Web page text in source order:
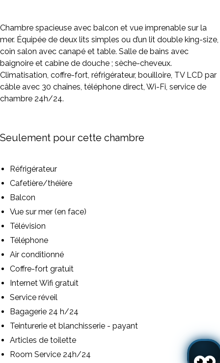
Chambre spacieuse avec balcon et vue imprenable sur la
mer. Équipée de deux lits simples ou d’un lit double king-size,
coin salon avec canapé et table. Salle de bains avec
baignoire et cabine de douche ; sèche-cheveux.
Climatisation, coffre-fort, réfrigérateur, bouilloire, TV LCD par
câble avec 30 chaînes, téléphone direct, Wi-Fi, service de
chambre 24h/24.
Seulement pour cette chambre
Réfrigérateur
Cafetière/théière
Balcon
Vue sur mer (en face)
Télévision
Téléphone
Air conditionné
Coffre-fort gratuit
Internet Wifi gratuit
Service réveil
Bagagerie 24 h/24
Teinturerie et blanchisserie - payant
Articles de toilette
Room Service 24h/24